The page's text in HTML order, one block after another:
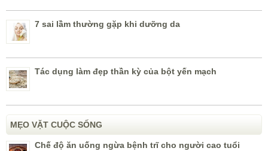
7 sai lầm thường gặp khi dưỡng da
Tác dụng làm đẹp thần kỳ của bột yến mạch
MẸO VẶT CUỘC SỐNG
Chế độ ăn uống ngừa bệnh trĩ cho người cao tuổi